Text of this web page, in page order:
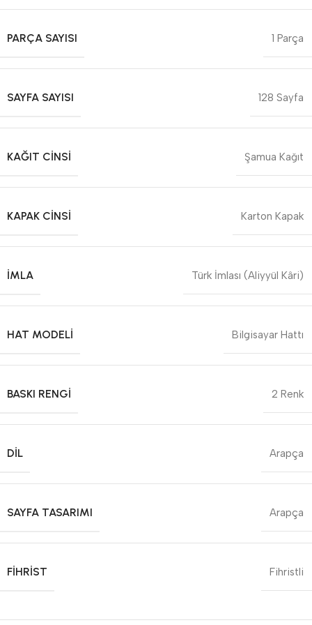
PARÇA SAYISI 1 Parça
SAYFA SAYISI 128 Sayfa
KAĞIT CINSI Şamua Kağıt
KAPAK CINSI Karton Kapak
İMLA Türk İmlası (Aliyyül Kâri)
HAT MODELI Bilgisayar Hattı
BASKI RENGI 2 Renk
DIL Arapça
SAYFA TASARIMI Arapça
FIHRIST Fihristli